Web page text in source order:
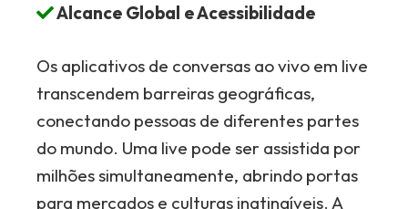
Alcance Global e Acessibilidade
Os aplicativos de conversas ao vivo em live
transcendem barreiras geográficas,
conectando pessoas de diferentes partes
do mundo. Uma live pode ser assistida por
milhões simultaneamente, abrindo portas
para mercados e culturas inatingíveis. A